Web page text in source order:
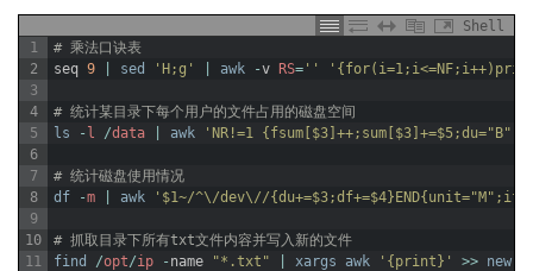
Shell
1
2
3
4
5
6
7
8
9
10
11
# 乘法口诀表
seq 9 sed 'H;g' awk -v RS= ''
# 统计某目录下每个用户的文件占用的磁盘空间
ls
- l /data awk 'NR!=1
# 统计磁盘使用情况
df
-m awk '$1~/^\/dev\//
# 抓取目录下所有txt文件内容并写入新的文件
find
/opt/ip - name "*.txt" xargs awk '{print}' >> new